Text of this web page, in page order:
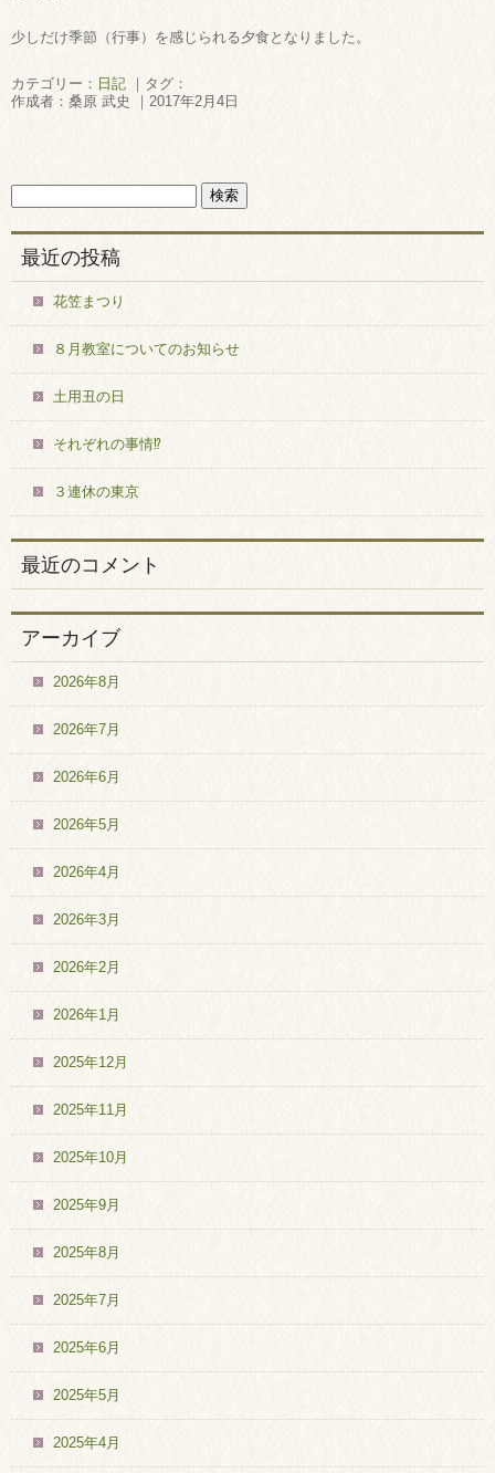
少しだけ季節（行事）を感じられる夕食となりました。
カテゴリー： 日記 ｜タグ：
作成者：桑原 武史 ｜2017年2月4日
最近の投稿
花笠まつり
８月教室についてのお知らせ
土用丑の日
それぞれの事情⁉
３連休の東京
最近のコメント
アーカイブ
2026年8月
2026年7月
2026年6月
2026年5月
2026年4月
2026年3月
2026年2月
2026年1月
2025年12月
2025年11月
2025年10月
2025年9月
2025年8月
2025年7月
2025年6月
2025年5月
2025年4月